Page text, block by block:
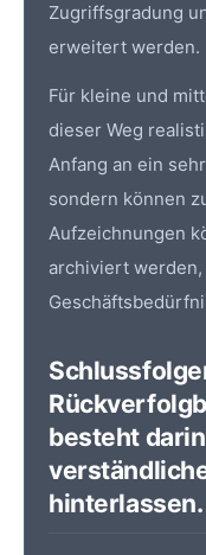
Zugriffsgradung
erweitert werden.
Für kleine und
dieser Weg
Anfang an ein
sondern können
Aufzeichnungen
archiviert werden,
besteht
hinterlassen.